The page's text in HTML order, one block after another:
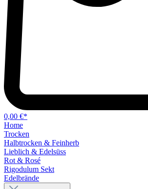
0,00 €*
Home
Trocken
Halbtrocken & Feinherb
Lieblich & Edelsüss
Rot & Rosé
Rigodulum Sekt
Edelbrände